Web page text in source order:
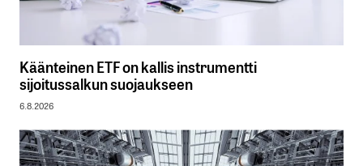
Käänteinen ETF on kallis instrumentti
sijoitussalkun suojaukseen
6.8.2026